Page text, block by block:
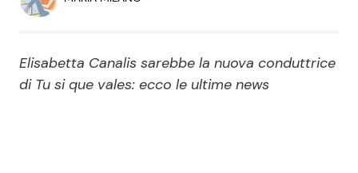
Economia
Persone Scomparse Programmi TV
Elisabetta Canalis sarebbe la nuova conduttrice
di Tu si que vales: ecco le ultime news